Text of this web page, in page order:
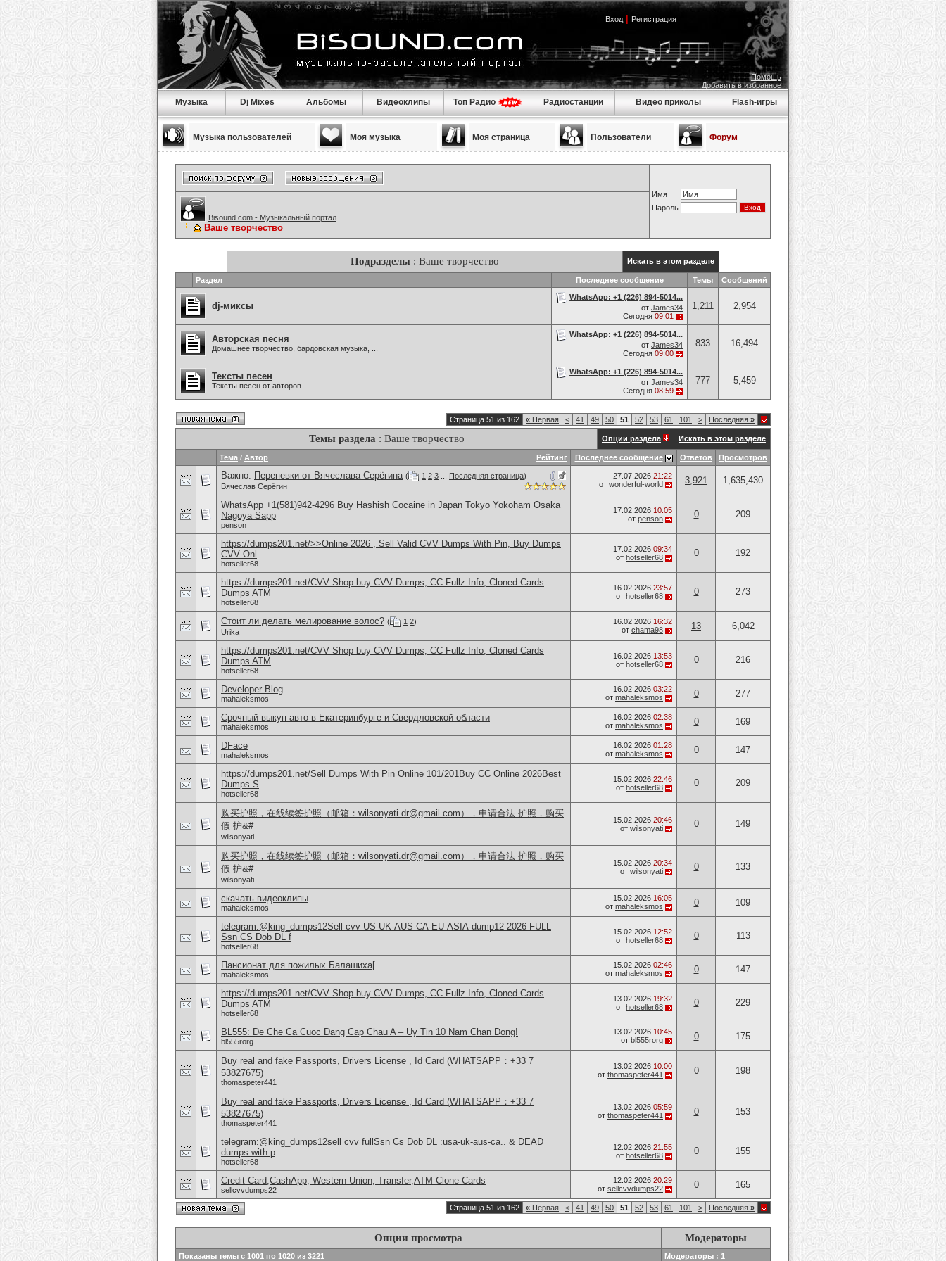
Вход| Регистрация
Помощь
Добавить в избранное
Музыка Dj Mixes Альбомы Видеоклипы Топ Радио Радиостанции Видео приколы Flash-игры
Музыка пользователей Моя музыка Моя страница Пользователи Форум
Имя
Пароль
Bisound.com - Музыкальный портал
Ваше творчество
Подразделы : Ваше творчество Искать в этом разделе
Раздел Последнее сообщение Темы Сообщений
dj-миксы
WhatsApp: +1 (226) 894-5014​...
от James34
Сегодня 09:01
1,211 2,954
Авторская песня
Домашнее творчество, бардовская музыка, ...
WhatsApp: +1 (226) 894-5014​...
от James34
Сегодня 09:00
833 16,494
Тексты песен
Тексты песен от авторов.
WhatsApp: +1 (226) 894-5014​...
от James34
Сегодня 08:59
777 5,459
Страница 51 из 162 « Первая < 41 49 50 51 52 53 61 101 > Последняя »
Темы раздела : Ваше творчество Опции раздела Искать в этом разделе
Рейтинг
Тема / Автор Последнее сообщение Ответов Просмотров
Важно: Перепевки от Вячеслава Серёгина ( 1 2 3 Последняя страница)
Вячеслав Серёгин
27.07.2026 21:22
от wonderful-world 3,921 1,635,430
WhatsApp +1(581)942-4296 Buy Hashish Cocaine in Japan Tokyo Yokoham Osaka
Nagoya Sapp
penson
17.02.2026 10:05
от penson 0 209
https://dumps201.net/>>Online 2026 , Sell Valid CVV Dumps With Pin, Buy Dumps
CVV Onl
hotseller68
17.02.2026 09:34
от hotseller68 0 192
https://dumps201.net/CVV Shop buy CVV Dumps, CC Fullz Info, Cloned Cards
Dumps ATM
hotseller68
16.02.2026 23:57
от hotseller68 0 273
Стоит ли делать мелирование волос? ( 1 2)
Urika
16.02.2026 16:32
от chama98 13 6,042
https://dumps201.net/CVV Shop buy CVV Dumps, CC Fullz Info, Cloned Cards
Dumps ATM
hotseller68
16.02.2026 13:53
от hotseller68 0 216
Developer Blog
mahaleksmos
16.02.2026 03:22
от mahaleksmos 0 277
Срочный выкуп авто в Екатеринбурге и Свердловской области
mahaleksmos
16.02.2026 02:38
от mahaleksmos 0 169
DFace
mahaleksmos
16.02.2026 01:28
от mahaleksmos 0 147
https://dumps201.net/Sell Dumps With Pin Online 101/201Buy CC Online 2026Best
Dumps S
hotseller68
15.02.2026 22:46
от hotseller68 0 209
购买护照，在线续签护照（邮箱：wilsonyati.dr@gmail.com），申请合法 护照，购买
假 护&#
wilsonyati
15.02.2026 20:46
от wilsonyati 0 149
购买护照，在线续签护照（邮箱：wilsonyati.dr@gmail.com），申请合法 护照，购买
假 护&#
wilsonyati
15.02.2026 20:34
от wilsonyati 0 133
скачать видеоклипы
mahaleksmos
15.02.2026 16:05
от mahaleksmos 0 109
telegram:@king_dumps12Sell cvv US-UK-AUS-CA-EU-ASIA-dump12 2026 FULL
Ssn CS Dob DL f
hotseller68
15.02.2026 12:52
от hotseller68 0 113
Пансионат для пожилых Балашиха[
mahaleksmos
15.02.2026 02:46
от mahaleksmos 0 147
https://dumps201.net/CVV Shop buy CVV Dumps, CC Fullz Info, Cloned Cards
Dumps ATM
hotseller68
13.02.2026 19:32
от hotseller68 0 229
BL555: De Che Ca Cuoc Dang Cap Chau A – Uy Tin 10 Nam Chan Dong!
bl555rorg
13.02.2026 10:45
от bl555rorg 0 175
Buy real and fake Passports, Drivers License , Id Card (WHATSAPP：+33 7
53827675)
thomaspeter441
13.02.2026 10:00
от thomaspeter441 0 198
Buy real and fake Passports, Drivers License , Id Card (WHATSAPP：+33 7
53827675)
thomaspeter441
13.02.2026 05:59
от thomaspeter441 0 153
telegram:@king_dumps12sell cvv fullSsn Cs Dob DL :usa-uk-aus-ca.. & DEAD
dumps with p
hotseller68
12.02.2026 21:55
от hotseller68 0 155
Credit Card,CashApp, Western Union, Transfer,ATM Clone Cards
sellcvvdumps22
12.02.2026 20:29
от sellcvvdumps22 0 165
Страница 51 из 162 « Первая < 41 49 50 51 52 53 61 101 > Последняя »
Опции просмотра Модераторы
Показаны темы с 1001 по 1020 из 3221 Модераторы : 1